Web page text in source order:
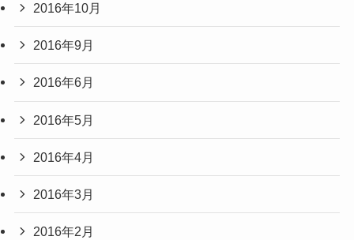
2016年10月
2016年9月
2016年6月
2016年5月
2016年4月
2016年3月
2016年2月